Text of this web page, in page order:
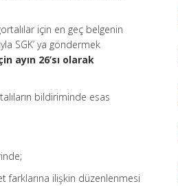
için en geç belgenin
SGK’ ya göndermek
ayın 26’sı olarak
bildiriminde esas
farklarına ilişkin düzenlenmesi